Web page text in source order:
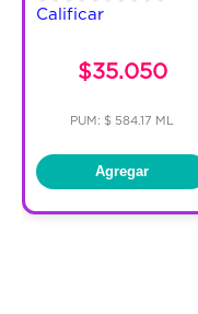
Calificar
$35.050
PUM: $ 584.17 ML
Agregar